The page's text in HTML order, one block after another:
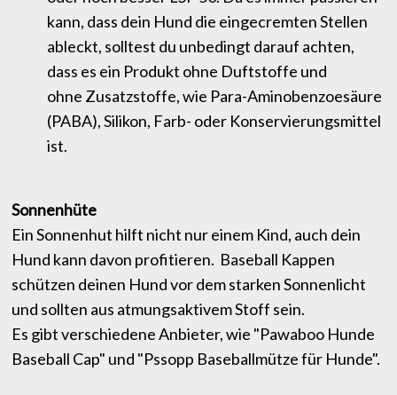
kann, dass dein Hund die eingecremten Stellen
ableckt, solltest du unbedingt darauf achten,
dass es ein Produkt ohne Duftstoffe und
ohne Zusatzstoffe, wie Para-Aminobenzoesäure
(PABA), Silikon, Farb- oder Konservierungsmittel
ist.
Sonnenhüte
Ein Sonnenhut hilft nicht nur einem Kind, auch dein
Hund kann davon profitieren. Baseball Kappen
schützen deinen Hund vor dem starken Sonnenlicht
und sollten aus atmungsaktivem Stoff sein.
Es gibt verschiedene Anbieter, wie "Pawaboo Hunde
Baseball Cap" und "Pssopp Baseballmütze für Hunde".